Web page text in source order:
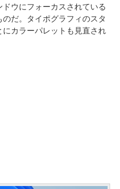
ウにフォーカスされている
だ。タイポグラフィのスタ
カラーパレットも見直され